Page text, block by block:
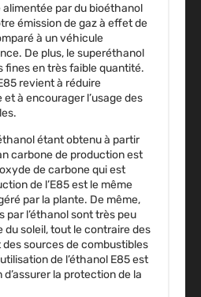
par du bioéthanol
émission de gaz à effet de
à un véhicule
De plus, le superéthanol
fines en très faible quantité.
revient à réduire
et à encourager l’usage des
étant obtenu à partir
carbone de production est
de carbone qui est
de l’E85 est le même
par la plante. De même,
par l’éthanol sont très peu
du soleil, tout le contraire des
sources de combustibles
de l’éthanol E85 est
la protection de la